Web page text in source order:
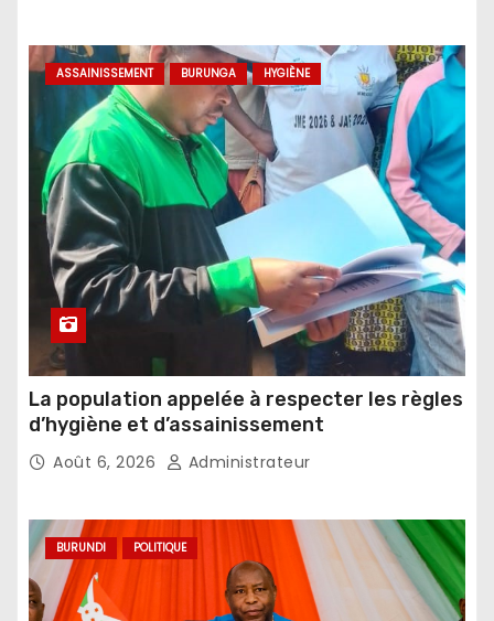
ASSAINISSEMENT BURUNGA HYGIÈNE
La population appelée à respecter les règles
d’hygiène et d’assainissement
Août 6, 2026 Administrateur
BURUNDI POLITIQUE